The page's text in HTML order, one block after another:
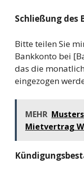
Schließung des
Bitte teilen Sie
Bankkonto bei
das die
eingezogen
MEHR
Mietvertrag